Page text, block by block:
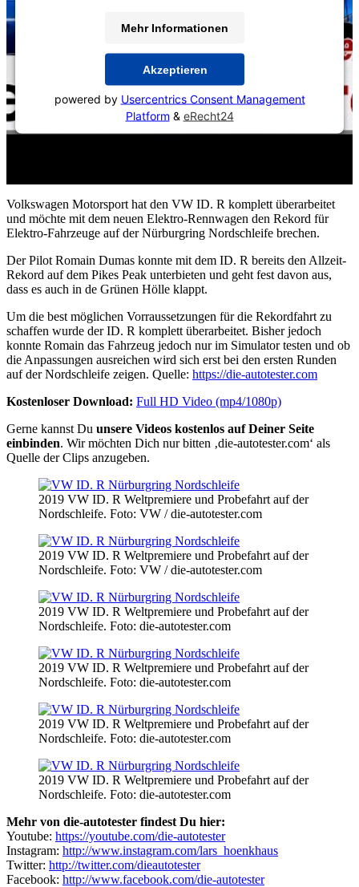
Mehr Informationen
Akzeptieren
powered by Usercentrics Consent Management
Platform & eRecht24
Volkswagen Motorsport hat den VW ID. R komplett überarbeitet
und möchte mit dem neuen Elektro-Rennwagen den Rekord für
Elektro-Fahrzeuge auf der Nürburgring Nordschleife brechen.
Der Pilot Romain Dumas konnte mit dem ID. R bereits den Allzeit-
Rekord auf dem Pikes Peak unterbieten und geht fest davon aus,
dass es auch in de Grünen Hölle klappt.
Um die best möglichen Vorraussetzungen für die Rekordfahrt zu
schaffen wurde der ID. R komplett überarbeitet. Bisher jedoch
konnte Romain das Fahrzeug jedoch nur im Simulator testen und ob
die Anpassungen ausreichen wird sich erst bei den ersten Runden
auf der Nordschleife zeigen. Quelle: https://die-autotester.com
Kostenloser Download: Full HD Video (mp4/1080p)
Gerne kannst Du unsere Videos kostenlos auf Deiner Seite
einbinden. Wir möchten Dich nur bitten ‚die-autotester.com‘ als
Quelle der Clips anzugeben.
2019 VW ID. R Weltpremiere und Probefahrt auf der
Nordschleife. Foto: VW / die-autotester.com
2019 VW ID. R Weltpremiere und Probefahrt auf der
Nordschleife. Foto: VW / die-autotester.com
2019 VW ID. R Weltpremiere und Probefahrt auf der
Nordschleife. Foto: die-autotester.com
2019 VW ID. R Weltpremiere und Probefahrt auf der
Nordschleife. Foto: die-autotester.com
2019 VW ID. R Weltpremiere und Probefahrt auf der
Nordschleife. Foto: die-autotester.com
2019 VW ID. R Weltpremiere und Probefahrt auf der
Nordschleife. Foto: die-autotester.com
Mehr von die-autotester findest Du hier:
Youtube: https://youtube.com/die-autotester
Instagram: http://www.instagram.com/lars_hoenkhaus
Twitter: http://twitter.com/dieautotester
Facebook: http://www.facebook.com/die-autotester